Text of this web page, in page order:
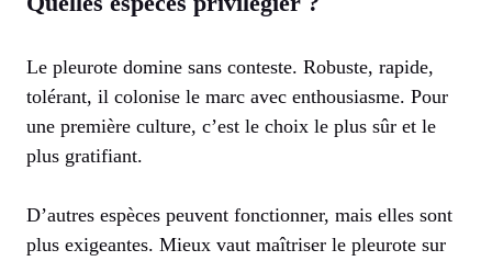
Le pleurote domine sans conteste. Robuste, rapide,
tolérant, il colonise le marc avec enthousiasme. Pour
une première culture, c’est le choix le plus sûr et le
plus gratifiant.
D’autres espèces peuvent fonctionner, mais elles sont
plus exigeantes. Mieux vaut maîtriser le pleurote sur